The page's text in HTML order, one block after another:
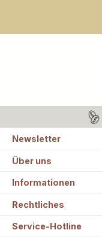
Newsletter
Über uns
Informationen
Rechtliches
Service-Hotline